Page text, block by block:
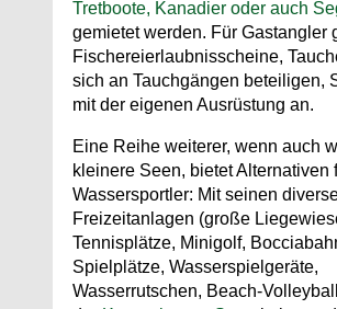
Tretboote, Kanadier oder auch
gemietet werden. Für Gastangler
Fischereierlaubnisscheine,
sich an Tauchgängen beteiligen,
mit der eigenen Ausrüstung an.
Eine Reihe weiterer, wenn auch
kleinere Seen, bietet Alternativen
Wassersportler: Mit seinen
Freizeitanlagen (große
Tennisplätze, Minigolf,
Spielplätze, Wasserspielgeräte,
Wasserrutschen, Beach-